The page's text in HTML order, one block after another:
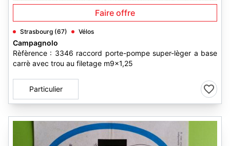
Faire offre
Strasbourg (67) Vélos
Campagnolo
Rèfèrence : 3346 raccord porte-pompe super-lèger a base
carrè avec trou au filetage m9x1,25
Particulier